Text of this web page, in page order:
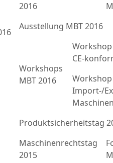
2016
Ausstellung MBT 2016
Workshops
MBT 2016
CE-
Import-/
Produktsicherheitstag
Maschinenrechtstag
2015